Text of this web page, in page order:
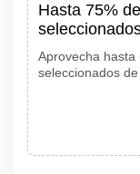
Hasta 75%
Aprovecha
seleccionados